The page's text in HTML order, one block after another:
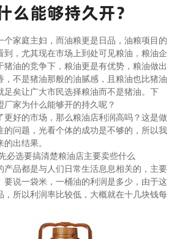
么能够持久开？
个家庭主妇，而油粮更是日品，油粮项目的
到，尤其现在市场上到处可见粮油，粮油企
猪油的竞争下，粮油更是有优势，粮油做出
，不是猪油那般的油腻感，且粮油也比猪油
足矣让广大市民选择粮油而不是猪油。下
厂家为什么能够开的持久呢？
更好的市场，那么粮油店利润高吗？这是做
的问题，光看个体的成功是不够的，所以我
出结果。
必选要搞清楚粮油店主要卖些什么
产品都是与人们日常生活息息相关的，主要
要说一袋米，一桶油的利润是多少，由于这
，所以利润率比较低，大概就在十几块钱每